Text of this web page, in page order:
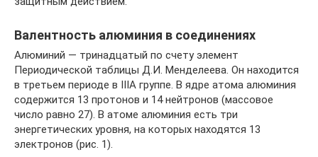
Валентность алюминия в соединениях
Алюминий — тринадцатый по счету элемент
Периодической таблицы Д.И. Менделеева. Он находится
в третьем периоде в IIIA группе. В ядре атома алюминия
содержится 13 протонов и 14 нейтронов (массовое
число равно 27). В атоме алюминия есть три
энергетических уровня, на которых находятся 13
электронов (рис. 1).